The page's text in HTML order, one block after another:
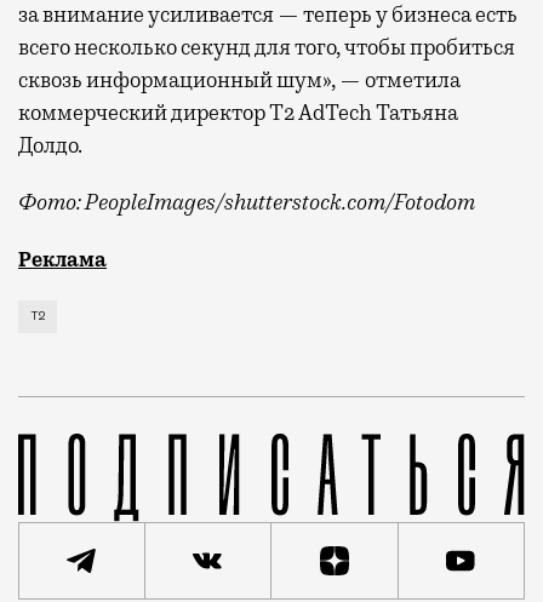
за внимание усиливается — теперь у бизнеса есть
всего несколько секунд для того, чтобы пробиться
сквозь информационный шум», — отметила
коммерческий директор Т2 AdTech Татьяна
Долдо.
Фото: PeopleImages/shutterstock.com/Fotodom
Мобильный оператор Т2 изучил модели интернет-
Реклама
Т2